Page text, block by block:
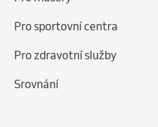
Pro sportovní centra
Pro zdravotní služby
Srovnání